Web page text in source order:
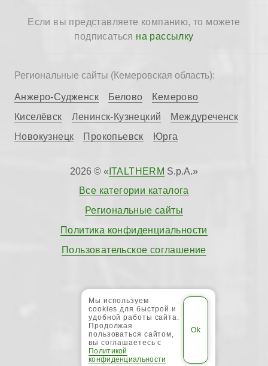
Если вы представляете компанию, то можете
подписаться на рассылку
Региональные сайты (Кемеровская область):
Анжеро-Судженск Белово
Кемерово
Киселёвск
Ленинск-Кузнецкий
Междуреченск
Новокузнецк
Прокопьевск Юрга
2026 © « ITALTHERM S.p.A.»
Все категории каталога
Региональные сайты
Политика конфиденциальности
Пользовательское соглашение
Мы используем
cookies для быстрой и
удобной работы сайта.
Продолжая
пользоваться сайтом,
вы соглашаетесь с
Политикой
конфиденциальности